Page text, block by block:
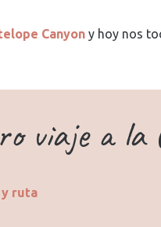
Canyon y hoy nos
viaje a la
y ruta